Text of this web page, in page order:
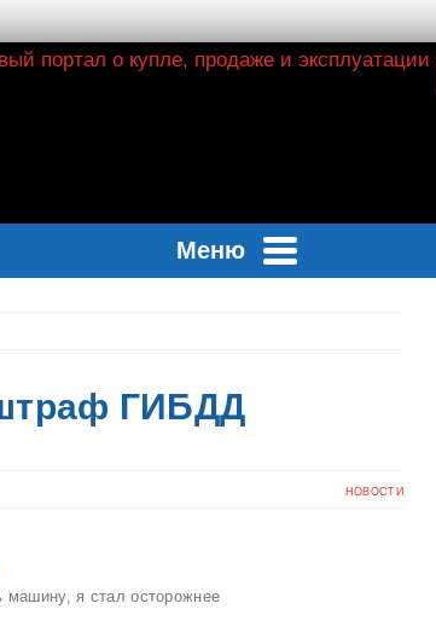
Меню
ГИБДД
НОВОСТИ
машину, я стал осторожнее